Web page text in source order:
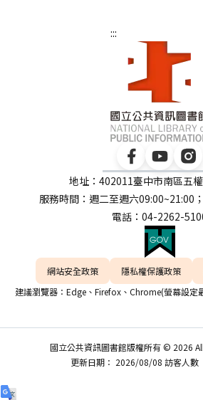
:::
地址：402011臺中市南區五
服務時間：週二至週六09:00~21:00
電話：04-2262-
網站安全政策 隱私權保護政策
建議瀏覽器：Edge、Firefox、Chrome(螢幕設
國立公共資訊圖書館版權所有 © 2026
更新日期： 2026/08/08 訪客人數